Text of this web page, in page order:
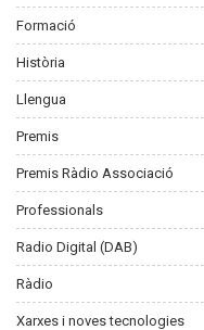
Formació
Història
Llengua
Premis
Premis Ràdio Associació
Professionals
Radio Digital (DAB)
Ràdio
Xarxes i noves tecnologies